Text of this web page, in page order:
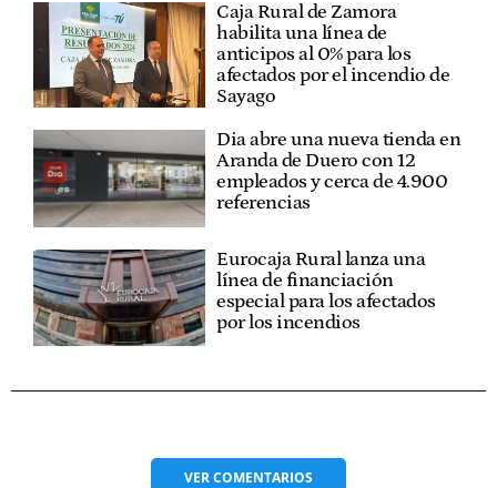
Caja Rural de Zamora
habilita una línea de
anticipos al 0% para los
afectados por el incendio de
Sayago
Dia abre una nueva tienda en
Aranda de Duero con 12
empleados y cerca de 4.900
referencias
Eurocaja Rural lanza una
línea de financiación
especial para los afectados
por los incendios
VERCOMENTARIOS